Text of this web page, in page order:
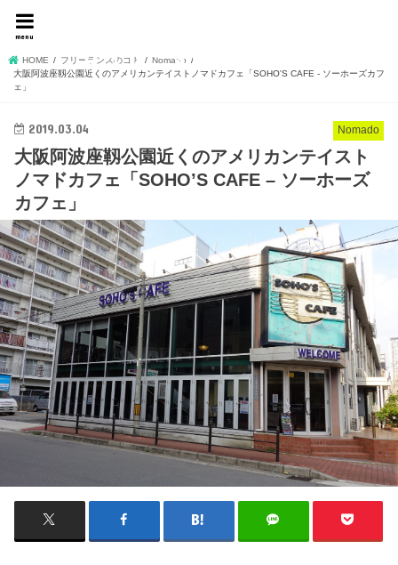
ザイナーshojiの独り言
menu
HOME フリーランスのコト
Nomado
大阪阿波座靱公園近くのアメリカンテイストノマドカフェ「SOHO'S CAFE - ソーホーズカフ
ェ」
Nomado
2019.03.04
大阪阿波座靱公園近くのアメリカンテイスト
ノマドカフェ「SOHO’S CAFE – ソーホーズ
カフェ」